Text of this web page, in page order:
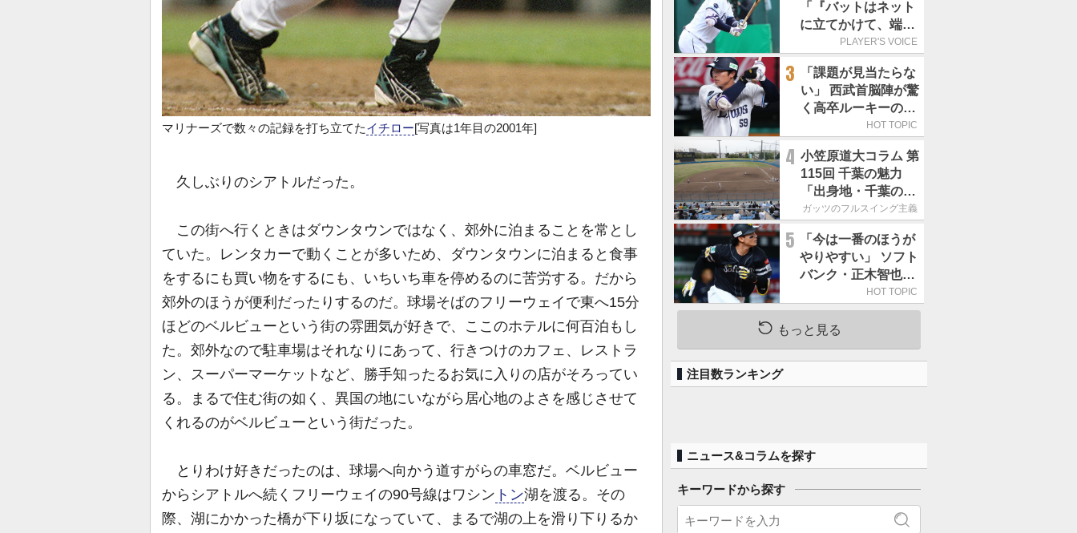
マリナーズで数々の記録を打ち立てたイチロー[写真は1年目の2001年]
久しぶりのシアトルだった。
この街へ行くときはダウンタウンではなく、郊外に泊まることを常とし
ていた。レンタカーで動くことが多いため、ダウンタウンに泊まると食事
をするにも買い物をするにも、いちいち車を停めるのに苦労する。だから
郊外のほうが便利だったりするのだ。球場そばのフリーウェイで東へ15分
ほどのベルビューという街の雰囲気が好きで、ここのホテルに何百泊もし
た。郊外なので駐車場はそれなりにあって、行きつけのカフェ、レストラ
ン、スーパーマーケットなど、勝手知ったるお気に入りの店がそろってい
る。まるで住む街の如く、異国の地にいながら居心地のよさを感じさせて
くれるのがベルビューという街だった。
とりわけ好きだったのは、球場へ向かう道すがらの車窓だ。ベルビュー
からシアトルへ続くフリーウェイの90号線はワシン トン湖を渡る。その
際、湖にかかった橋が下り坂になっていて、まるで湖の上を滑り下りるか
「『バットはネット
に立てかけて、端に
置くんだぞ』と栗山
だきました」／憧れ
の人からの金言
PLAYER'S VOICE
3
「課題が見当たらな
い」 西武首脳陣が驚
く高卒ルーキーの高
HOT TOPIC
4 小笠原道大コラム 第
115回 千葉の魅力
「出身地・千葉の話
の続き。昔から野球
す」
ガッツのフルスイング主義
5
「今は一番のほうが
やりやすい」 ソフト
バンク・正木智也が
覚醒した理由HOT TOPIC
もっと見る
注目数ランキング
ニュース&コラムを探す
キーワードから探す